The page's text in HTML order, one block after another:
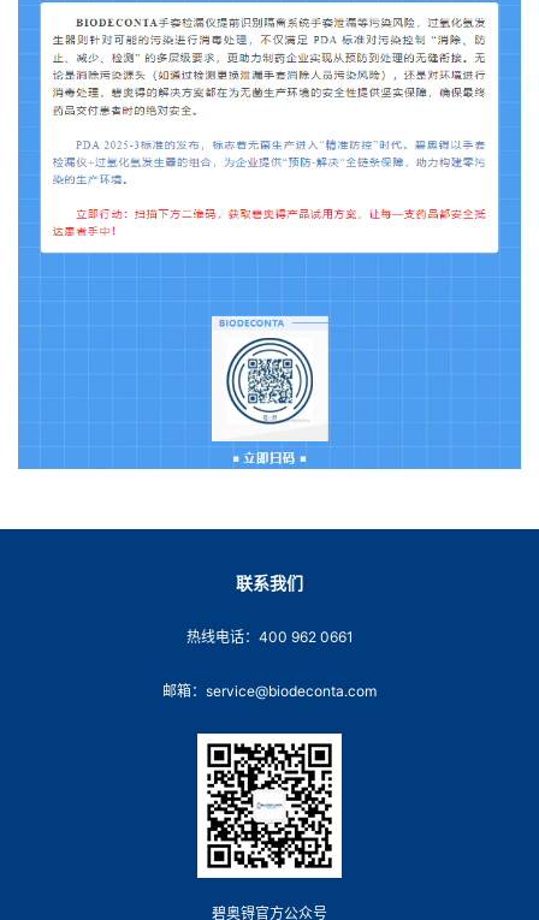
联系我们
热线电话：400 962 0661
邮箱：service@biodeconta.com
碧奥锝官方公众号